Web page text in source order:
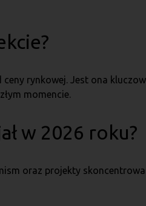
rynkowej. Jest ona
momencie.
w 2026 roku?
oraz projekty